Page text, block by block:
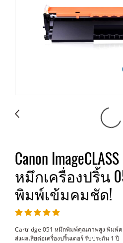
Canon
หมึกเครื่องปริ้น
พิมพ์เข้มคมชัด!
Cartridge 051 หมึกพิมพ์คุณภาพสูง พิมพ์ค
ส่งผลเสียต่อเครื่องปริ้นเตอร์ รับประกัน 1 ปี